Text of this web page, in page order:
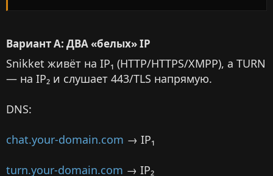
Вариант A: ДВА «белых» IP​
Snikket живёт на IP₁ (HTTP/HTTPS/XMPP), а TURN
— на IP₂ и слушает 443/TLS напрямую.
DNS:
chat.your-domain.com → IP₁
turn.your-domain.com → IP₂